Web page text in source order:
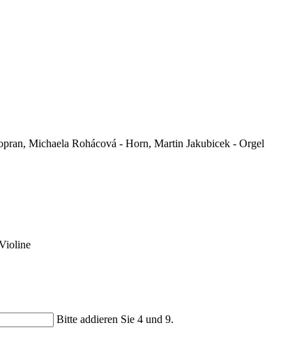
Michaela Rohácová - Horn, Martin Jakubicek - Orgel
Bitte addieren Sie 4 und 9.